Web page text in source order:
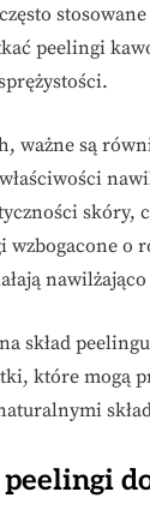
peelingi
ważne są
skóry,
wzbogacone o
skład
które mogą